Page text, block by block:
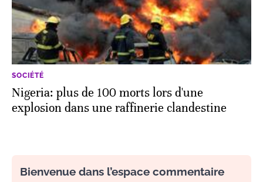
SOCIÉTÉ
Nigeria: plus de 100 morts lors d'une
explosion dans une raffinerie clandestine
Bienvenue dans l’espace commentaire